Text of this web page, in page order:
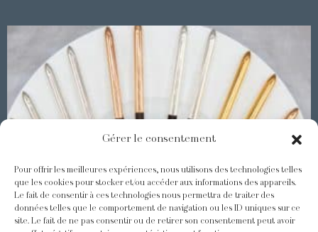
Gérer le consentement
Pour offrir les meilleures expériences, nous utilisons des technologies telles
que les cookies pour stocker et/ou accéder aux informations des appareils.
Le fait de consentir à ces technologies nous permettra de traiter des
données telles que le comportement de navigation ou les ID uniques sur ce
site. Le fait de ne pas consentir ou de retirer son consentement peut avoir
Les Baguettes Asiatiques Odiot